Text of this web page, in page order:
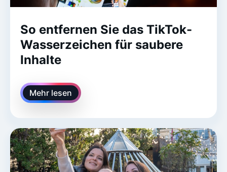
So entfernen Sie das TikTok-
Wasserzeichen für saubere
Inhalte
Mehr lesen